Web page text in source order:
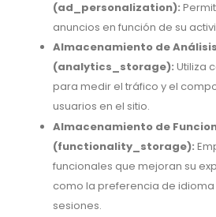
(ad_personalization):
anuncios en función de su
Almacenamiento de Análisis
(analytics_storage): Utiliza
para medir el tráfico y el
usuarios en el sitio.
Almacenamiento de
(functionality_storage):
funcionales que mejoran su
como la preferencia de idioma
sesiones.